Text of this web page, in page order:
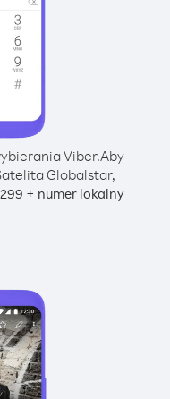
Viber.Aby
Globalstar,
299 + numer lokalny